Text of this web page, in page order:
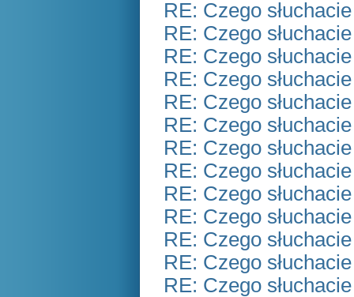
RE: Czego
RE: Czego
RE: Czego
RE: Czego
RE: Czego
RE: Czego
RE: Czego
RE: Czego
RE: Czego
RE: Czego
RE: Czego
RE: Czego
RE: Czego